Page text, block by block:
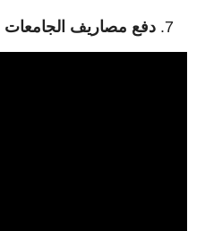
دفع مصاريف الجامعات